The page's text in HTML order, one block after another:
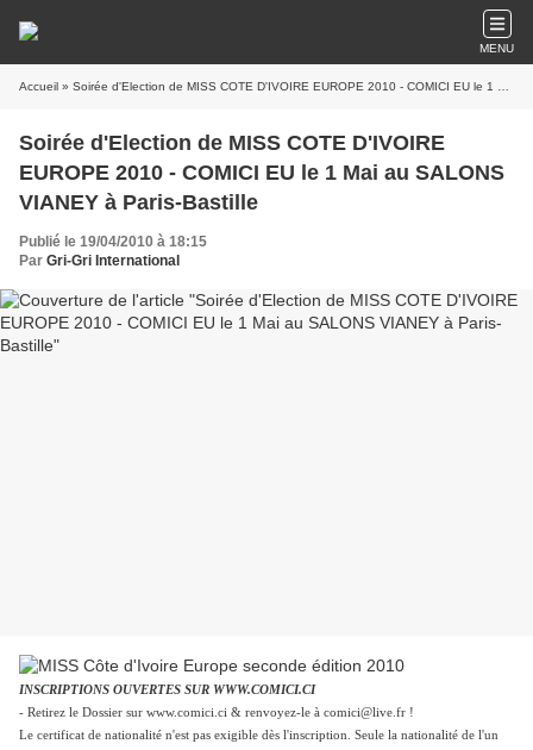
MENU
Accueil » Soirée d'Election de MISS COTE D'IVOIRE EUROPE 2010 - COMICI EU le 1 Mai au SALONS VIANEY à Paris-Bastille
Soirée d'Election de MISS COTE D'IVOIRE
EUROPE 2010 - COMICI EU le 1 Mai au SALONS
VIANEY à Paris-Bastille
Publié le 19/04/2010 à 18:15
Par Gri-Gri International
INSCRIPTIONS OUVERTES SUR WWW.COMICI.CI
- Retirez le Dossier sur www.comici.ci & renvoyez-le à comici@live.fr !
Le certificat de nationalité n'est pas exigible dès l'inscription. Seule la nationalité de l'un